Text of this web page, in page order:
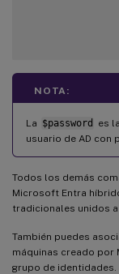
NOTA:
La $password
es
usuario de AD con
Todos los demás
Microsoft Entra
tradicionales unidos a
También puedes
máquinas creado por
grupo de identidades.